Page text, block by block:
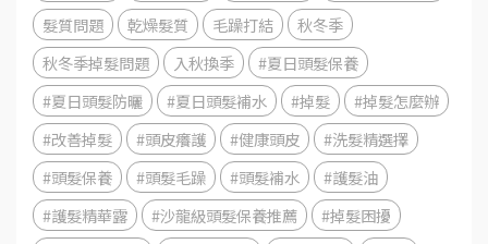
髮質問題
乾燥髮質 毛躁打結
秋冬季
秋冬季掉髮問題
入秋換季
#夏日頭髮保養
#夏日頭髮防曬
#夏日頭髮補水 #掉髮
#掉髮怎麼辦
#改善掉髮
#頭皮癢護 #健康頭皮
#洗髮精選擇
#頭髮保養
#頭髮毛躁 #頭髮補水
#護髮油
#護髮精華露
#沙龍級頭髮保養推薦
#掉髮困擾